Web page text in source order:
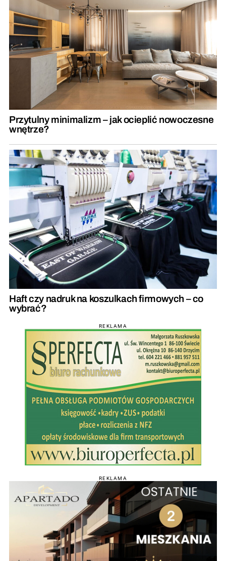
Przytulny minimalizm – jak ocieplić nowoczesne
wnętrze?
Haft czy nadruk na koszulkach firmowych – co
wybrać?
REKLAMA
REKLAMA